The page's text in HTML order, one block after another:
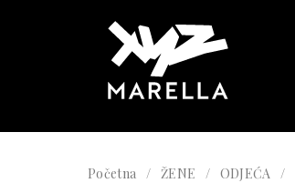
Početna ŽENE ODJEĆA